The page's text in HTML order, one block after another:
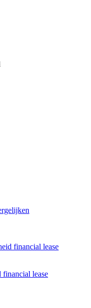
financial lease
financial lease